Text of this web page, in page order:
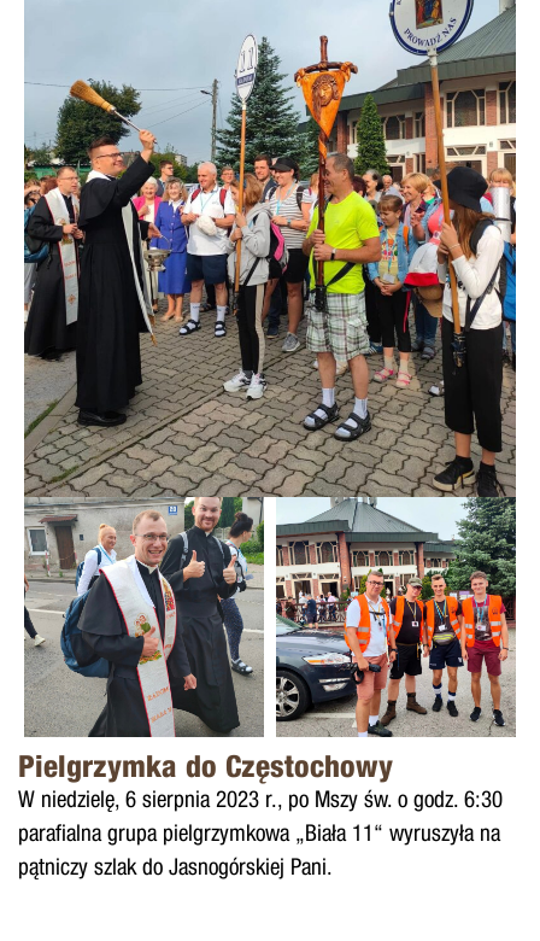
Pielgrzymka do Częstochowy
W niedzielę, 6 sierpnia 2023 r., po Mszy św. o godz. 6:30
parafialna grupa pielgrzymkowa „Biała 11“ wyruszyła na
pątniczy szlak do Jasnogórskiej Pani.